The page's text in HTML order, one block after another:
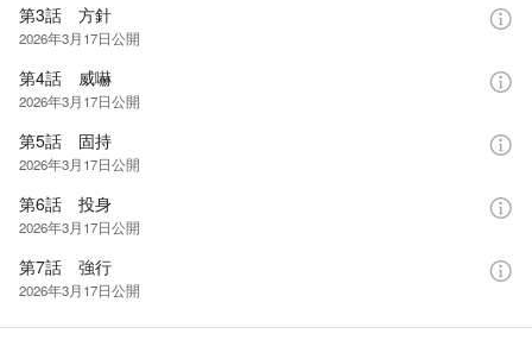
第3話 方針
2026年3月17日公開
第4話 威嚇
2026年3月17日公開
第5話 固持
2026年3月17日公開
第6話 投身
2026年3月17日公開
第7話 強行
2026年3月17日公開